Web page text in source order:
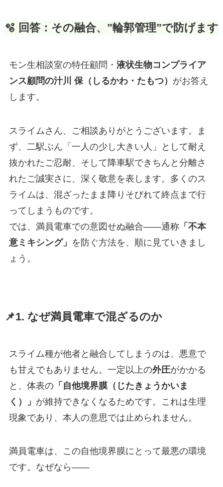
🫧 回答：その融合、”輪郭管理”で防げます
モン生相談室の特任顧問・ 液状生物コンプライア
ンス顧問の汁川 保（しるかわ・たもつ） がお答え
します。
スライムさん、ご相談ありがとうございます。ま
ず、二駅ぶん「一人の少し大きい人」として耐え
抜かれたご忍耐、そして降車駅できちんと分離さ
れたご誠実さに、深く敬意を表します。多くのス
ライムは、混ざったまま降りそびれて終点まで行
ってしまうものです。
では、満員電車での意図せぬ融合——通称「不本
意ミキシング」 を防ぐ方法を、順に見ていきまし
ょう。
📌1. なぜ満員電車で混ざるのか
スライム種が他者と融合してしまうのは、悪意で
も甘えでもありません。一定以上の外圧がかかる
と、体表の「自他境界膜（じたきょうかいま
く）」 が維持できなくなるためです。これは生理
現象であり、本人の意思では止められません。
満員電車は、この自他境界膜にとって最悪の環境
です。なぜなら——